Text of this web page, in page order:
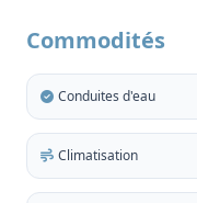
piscine réservée
proche se trouve à
même que toutes
liaisons de
Cet appartement
Commodités
Conduites d'eau
Climatisation